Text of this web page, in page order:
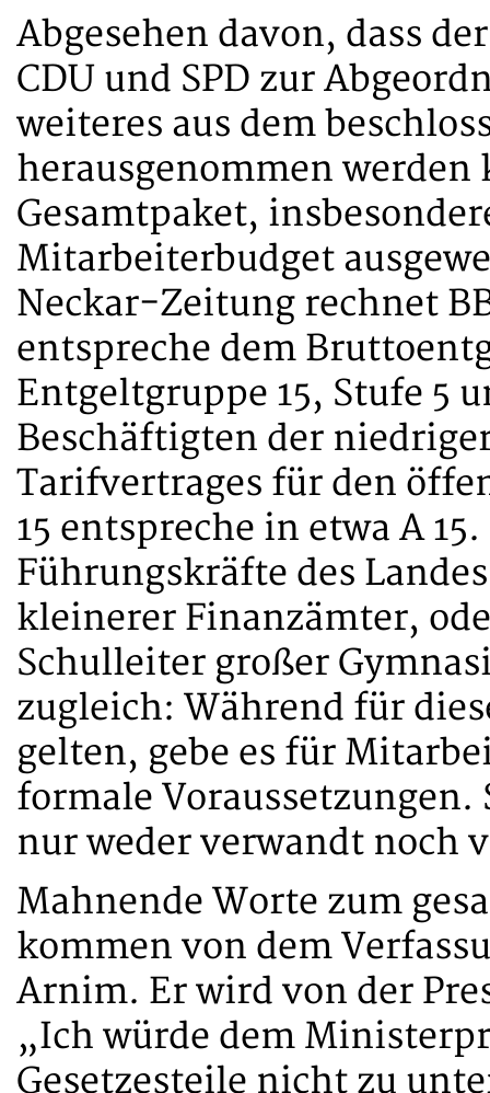
Abgesehen davon, dass
CDU und SPD zur
weiteres aus dem
herausgenommen
Gesamtpaket,
Mitarbeiterbudget
Neckar-Zeitung rechnet
entspreche dem
Entgeltgruppe 15, Stufe 5
Beschäftigten der
Tarifvertrages für den
15 entspreche in etwa A
Führungskräfte des
kleinerer Finanzämter,
Schulleiter großer
zugleich: Während für
gelten, gebe es für
formale
nur weder verwandt noch
Mahnende Worte zum
kommen von dem
Arnim. Er wird von der
„Ich würde dem
Gesetzesteile nicht zu